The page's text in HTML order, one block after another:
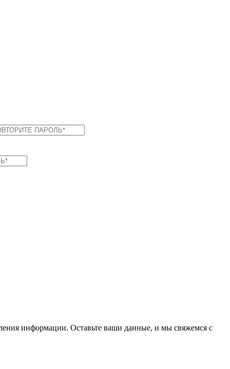
информации. Оставьте ваши данные, и мы свяжемся с